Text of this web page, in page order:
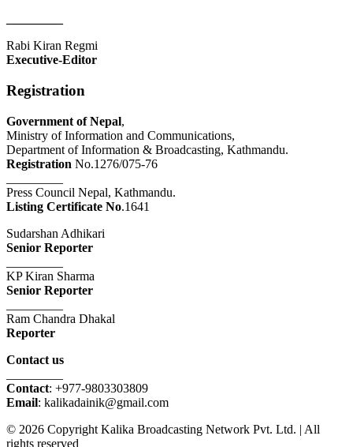
Rabi Kiran Regmi
Executive-Editor
Registration
Government of Nepal,
Ministry of Information and Communications,
Department of Information & Broadcasting, Kathmandu.
Registration No.1276/075-76
Press Council Nepal, Kathmandu.
Listing Certificate No.1641
Sudarshan Adhikari
Senior Reporter
KP Kiran Sharma
Senior Reporter
Ram Chandra Dhakal
Reporter
Contact us
Contact: +977-9803303809
Email: kalikadainik@gmail.com
© 2026 Copyright Kalika Broadcasting Network Pvt. Ltd. | All
rights reserved